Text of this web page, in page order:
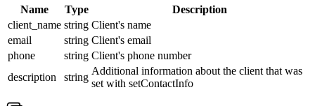
Name Type
Description
client_name string Client's name
email
string Client's email
phone
string Client's phone number
description
string
Additional information about the client that was
set with setContactInfo